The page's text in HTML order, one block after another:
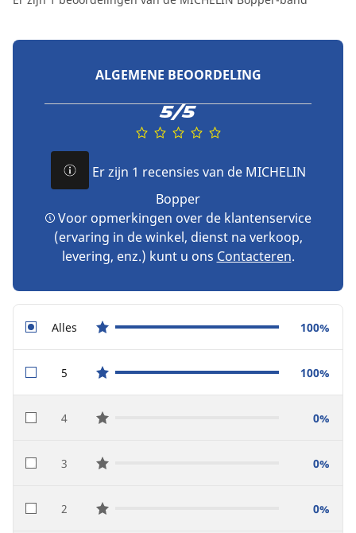
ALGEMENE BEOORDELING
5/5
Er zijn 1 recensies van de MICHELIN
Bopper
Voor opmerkingen over de klantenservice
(ervaring in de winkel, dienst na verkoop,
levering, enz.) kunt u ons Contacteren.
Allesstar reviews 100%
5star reviews 100%
4star reviews 0%
3star reviews 0%
2star reviews 0%